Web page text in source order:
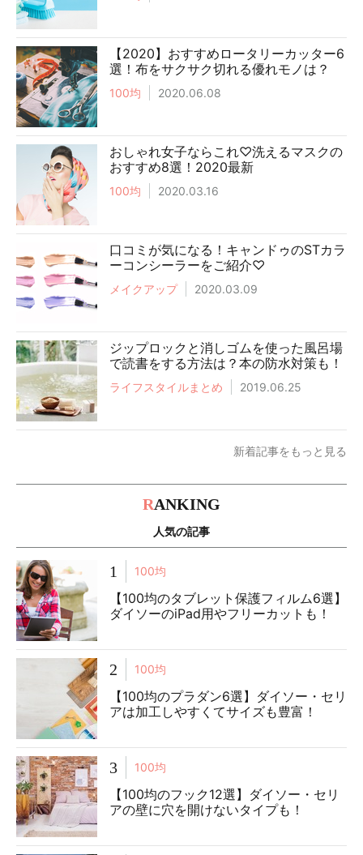
【2020】おすすめロータリーカッター6
選！布をサクサク切れる優れモノは？
100均 2020.06.08
おしゃれ女子ならこれ♡洗えるマスクの
おすすめ8選！2020最新
100均 2020.03.16
口コミが気になる！キャンドゥのSTカラ
ーコンシーラーをご紹介♡
メイクアップ 2020.03.09
ジップロックと消しゴムを使った風呂場
で読書をする方法は？本の防水対策も！
ライフスタイルまとめ 2019.06.25
新着記事をもっと見る
RANKING
人気の記事
1 100均
【100均のタブレット保護フィルム6選】
ダイソーのiPad用やフリーカットも！
2 100均
【100均のプラダン6選】ダイソー・セリ
アは加工しやすくてサイズも豊富！
3 100均
【100均のフック12選】ダイソー・セリ
アの壁に穴を開けないタイプも！